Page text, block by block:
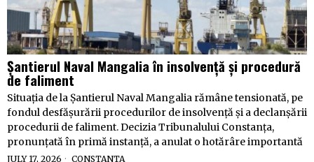
Șantierul Naval Mangalia în insolvență și procedură
de faliment
Situația de la Șantierul Naval Mangalia rămâne tensionată, pe
fondul desfășurării procedurilor de insolvență și a declanșării
procedurii de faliment. Decizia Tribunalului Constanța,
pronunțată în primă instanță, a anulat o hotărâre importantă
JULY 17, 2026 CONSTANTA